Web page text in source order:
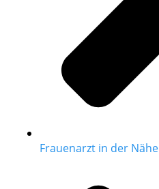
Frauenarzt in der Nähe